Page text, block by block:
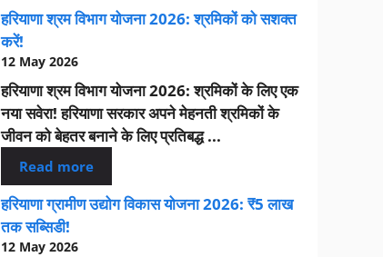
हरियाणा श्रम विभाग योजना 2026: श्रमिकों को सशक्त
करें!
12 May 2026
हरियाणा श्रम विभाग योजना 2026: श्रमिकों के लिए एक
नया सवेरा! हरियाणा सरकार अपने मेहनती श्रमिकों के
जीवन को बेहतर बनाने के लिए प्रतिबद्ध ...
Read more
हरियाणा ग्रामीण उद्योग विकास योजना 2026: ₹5 लाख
तक सब्सिडी!
12 May 2026